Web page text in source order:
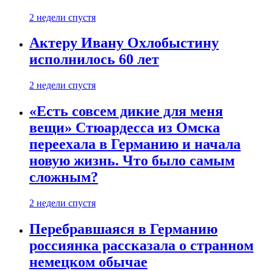
2 недели спустя
Актеру Ивану Охлобыстину
исполнилось 60 лет
2 недели спустя
«Есть совсем дикие для меня
вещи» Стюардесса из Омска
переехала в Германию и начала
новую жизнь. Что было самым
сложным?
2 недели спустя
Перебравшаяся в Германию
россиянка рассказала о странном
немецком обычае